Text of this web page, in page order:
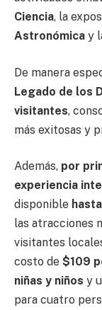
Ciencia, la
Astronómica y
De manera
Legado de los
visitantes,
más exitosas y
Además, por
experiencia
disponible
las atracciones
visitantes
costo de $109
niñas y niños y
para cuatro